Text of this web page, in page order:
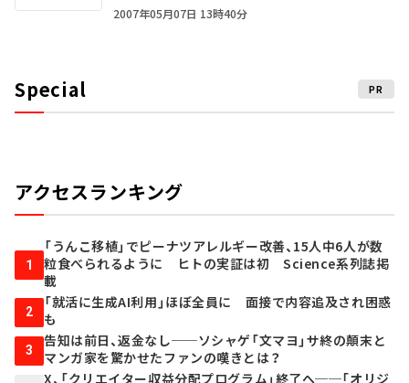
2007年05月07日 13時40分
Special PR
アクセスランキング
1
「うんこ移植」でピーナツアレルギー改善、15人中6人が数
粒食べられるように ヒトの実証は初 Science系列誌掲
載
2
「就活に生成AI利用」ほぼ全員に 面接で内容追及され困惑
も
3
告知は前日、返金なし──ソシャゲ「文マヨ」サ終の顛末と
マンガ家を驚かせたファンの嘆きとは？
X、「クリエイター収益分配プログラム」終了へ──「オリジ